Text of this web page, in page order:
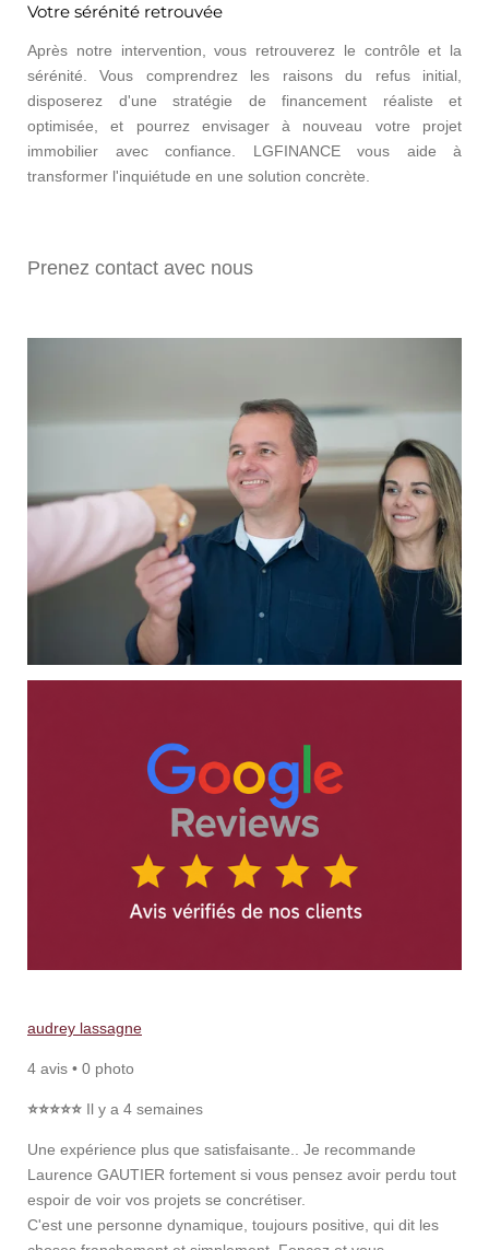
Votre sérénité retrouvée
Après notre intervention, vous retrouverez le contrôle et la
sérénité. Vous comprendrez les raisons du refus initial,
disposerez d'une stratégie de financement réaliste et
optimisée, et pourrez envisager à nouveau votre projet
immobilier avec confiance. LGFINANCE vous aide à
transformer l'inquiétude en une solution concrète.
Prenez contact avec nous
audrey lassagne
4 avis • 0 photo
⭐⭐⭐⭐⭐ Il y a 4 semaines
Une expérience plus que satisfaisante.. Je recommande
Laurence GAUTIER fortement si vous pensez avoir perdu tout
espoir de voir vos projets se concrétiser.
C'est une personne dynamique, toujours positive, qui dit les